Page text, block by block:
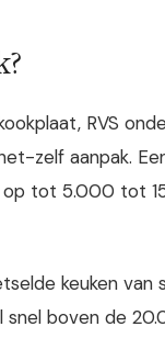
RVS
zelf aanpak.
tot 5.000 tot
keuken van
snel boven de